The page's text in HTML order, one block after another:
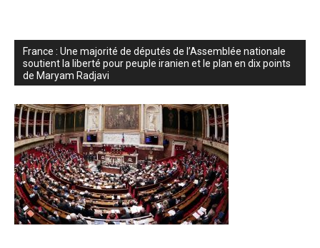
France : Une majorité de députés de l’Assemblée nationale
soutient la liberté pour peuple iranien et le plan en dix points
de Maryam Radjavi